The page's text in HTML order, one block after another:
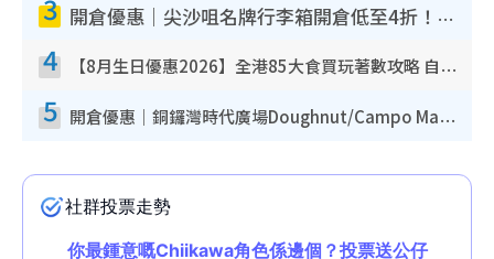
3 開倉優惠｜尖沙咀名牌行李箱開倉低至4折！一連5日 American Tourister/ace./Hallmark $200起！
4 【8月生日優惠2026】全港85大食買玩著數攻略 自助餐/火鍋放題同行免費＋誠品/DONKI送現金券
5 開倉優惠｜銅鑼灣時代廣場Doughnut/Campo Marzio開倉低至1折！背囊、書包、手袋劈價$200起